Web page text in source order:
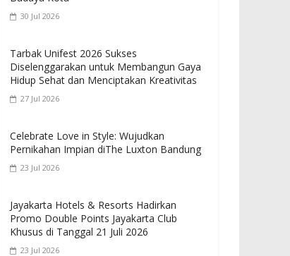
30 Jul 2026
Tarbak Unifest 2026 Sukses
Diselenggarakan untuk Membangun Gaya
Hidup Sehat dan Menciptakan Kreativitas
27 Jul 2026
Celebrate Love in Style: Wujudkan
Pernikahan Impian diThe Luxton Bandung
23 Jul 2026
Jayakarta Hotels & Resorts Hadirkan
Promo Double Points Jayakarta Club
Khusus di Tanggal 21 Juli 2026
23 Jul 2026